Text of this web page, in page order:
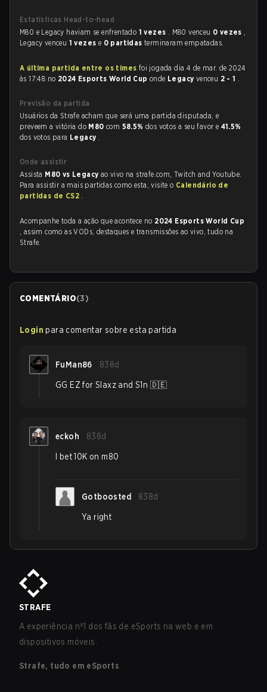
Estatísticas Head-to-head
M80 e Legacy haviam se enfrentado 1 vezes . M80 venceu 0 vezes ,
Legacy venceu 1 vezes e 0 partidasterminaram empatadas.
A última partida entre os times foi jogada dia 4 de mar. de 2024
às 17:48 no 2024 Esports World Cuponde Legacy venceu 2 - 1 .
Previsão da partida
Usuários da Strafe acham que será uma partida disputada, e
preveem a vitória do M80com 58.5%dos votos a seu favor e 41.5%
dos votos para Legacy .
Onde assistir
Assista M80 vs Legacy ao vivo na strafe.com, Twitch and Youtube.
Para assistir a mais partidas como esta, visite o Calendário de
partidas de CS2 .
Acompanhe toda a ação que acontece no 2024 Esports World Cup
, assim como as VODs, destaques e transmissões ao vivo, tudo na
Strafe.
COMENTÁRIO(3)
Login para comentar sobre esta partida
FuMan86 838d
GG EZ for Slaxz and S1n 🇩🇪
eckoh 838d
I bet 10K on m80
Gotboosted 838d
Ya right
STRAFE
A experiência nº1 dos fãs de eSports na web e em
dispositivos móveis.
Strafe, tudo em eSports